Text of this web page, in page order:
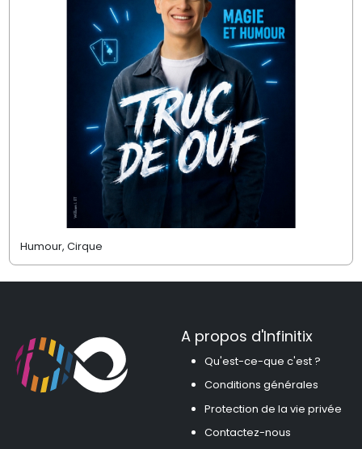
Humour, Cirque
A propos d'Infinitix
Qu'est-ce-que c'est ?
Conditions générales
Protection de la vie privée
Contactez-nous